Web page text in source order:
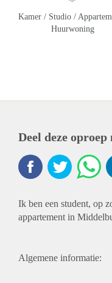
Kamer / Studio /
Huurwoning
Deel deze
Ik ben een student, op
appartement in
Algemene informatie: